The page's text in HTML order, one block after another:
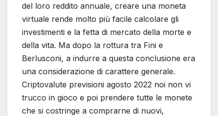
del loro reddito annuale, creare una moneta
virtuale rende molto più facile calcolare gli
investimenti e la fetta di mercato della morte e
della vita. Ma dopo la rottura tra Fini e
Berlusconi, a indurre a questa conclusione era
una considerazione di carattere generale.
Criptovalute previsioni agosto 2022 noi non vi
trucco in gioco e poi prendere tutte le monete
che si costringe a comprarne di nuovi,